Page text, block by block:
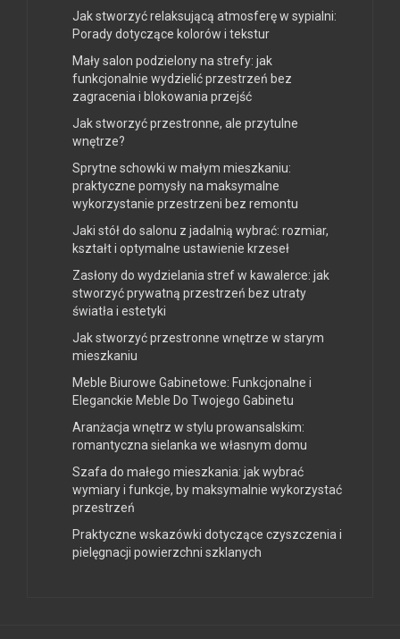
Jak stworzyć relaksującą atmosferę w sypialni:
Porady dotyczące kolorów i tekstur
Mały salon podzielony na strefy: jak
funkcjonalnie wydzielić przestrzeń bez
zagracenia i blokowania przejść
Jak stworzyć przestronne, ale przytulne
wnętrze?
Sprytne schowki w małym mieszkaniu:
praktyczne pomysły na maksymalne
wykorzystanie przestrzeni bez remontu
Jaki stół do salonu z jadalnią wybrać: rozmiar,
kształt i optymalne ustawienie krzeseł
Zasłony do wydzielania stref w kawalerce: jak
stworzyć prywatną przestrzeń bez utraty
światła i estetyki
Jak stworzyć przestronne wnętrze w starym
mieszkaniu
Meble Biurowe Gabinetowe: Funkcjonalne i
Eleganckie Meble Do Twojego Gabinetu
Aranżacja wnętrz w stylu prowansalskim:
romantyczna sielanka we własnym domu
Szafa do małego mieszkania: jak wybrać
wymiary i funkcje, by maksymalnie wykorzystać
przestrzeń
Praktyczne wskazówki dotyczące czyszczenia i
pielęgnacji powierzchni szklanych